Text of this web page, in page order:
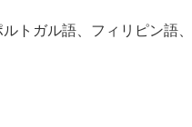
トガル語、フィリピン語